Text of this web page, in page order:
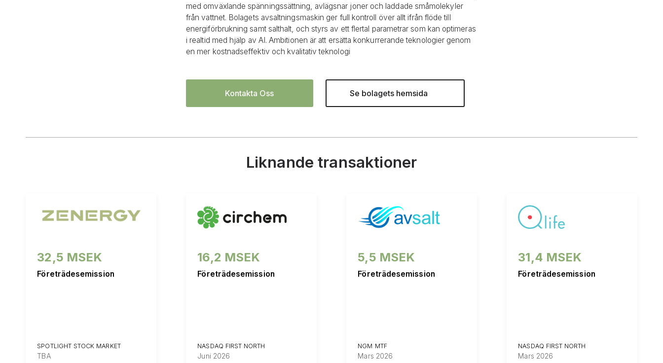
med omväxlande spänningssättning, avlägsnar joner och laddade småmolekyler
från vattnet. Bolagets avsaltningsmaskin ger full kontroll över allt ifrån flöde till
energiförbrukning samt salthalt, och styrs av ett flertal parametrar som kan optimeras
i realtid med hjälp av AI. Ambitionen är att ersätta konkurrerande teknologier genom
en mer kostnadseffektiv och kvalitativ teknologi
Kontakta Oss Se bolagets hemsida
Liknande transaktioner
32,5 MSEK
Företrädesemission
SPOTLIGHT STOCK MARKET
TBA
16,2 MSEK
Företrädesemission
NASDAQ FIRST NORTH
Juni 2026
5,5 MSEK
Företrädesemission
NGM MTF
Mars 2026
31,4 MSEK
Företrädesemission
NASDAQ FIRST NORTH
Mars 2026